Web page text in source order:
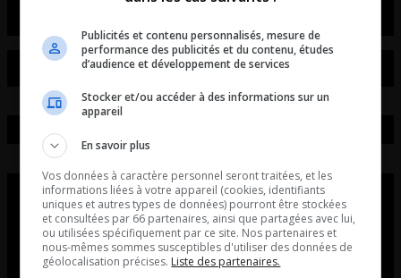
Publicités et contenu personnalisés, mesure de
performance des publicités et du contenu, études
d’audience et développement de services
Stocker et/ou accéder à des informations sur un
appareil
En savoir plus
Vos données à caractère personnel seront traitées, et les
informations liées à votre appareil (cookies, identifiants
uniques et autres types de données) pourront être stockées
et consultées par 66 partenaires, ainsi que partagées avec lui,
ou utilisées spécifiquement par ce site. Nos partenaires et
nous-mêmes sommes susceptibles d'utiliser des données de
géolocalisation précises. Liste des partenaires.